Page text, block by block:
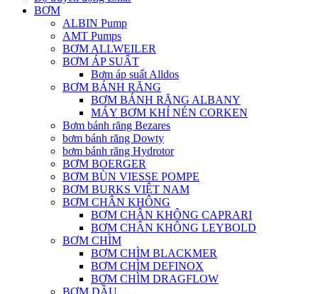
BƠM
ALBIN Pump
AMT Pumps
BƠM ALLWEILER
BƠM ÁP SUẤT
Bơm áp suất Alldos
BƠM BÁNH RĂNG
BƠM BÁNH RĂNG ALBANY
MÁY BƠM KHÍ NÉN CORKEN
Bơm bánh răng Bezares
bơm bánh răng Dowty
bơm bánh răng Hydrotor
BƠM BOERGER
BƠM BÙN VIESSE POMPE
BƠM BURKS VIỆT NAM
BƠM CHÂN KHÔNG
BƠM CHÂN KHÔNG CAPRARI
BƠM CHÂN KHÔNG LEYBOLD
BƠM CHÌM
BƠM CHÌM BLACKMER
BƠM CHÌM DEFINOX
BƠM CHÌM DRAGFLOW
BƠM DẦU